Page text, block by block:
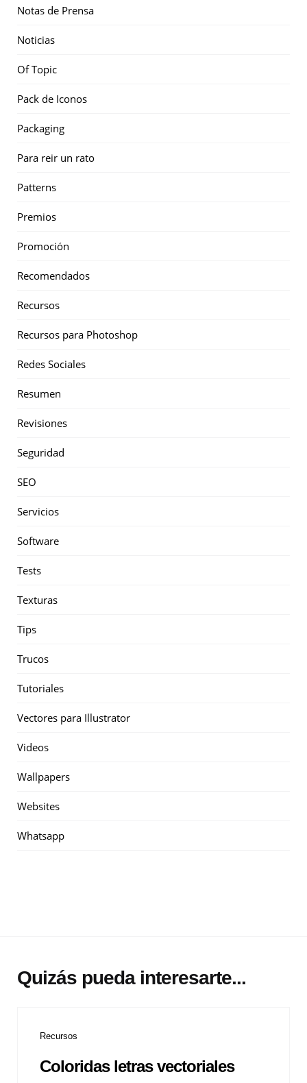
Notas de Prensa
Noticias
Of Topic
Pack de Iconos
Packaging
Para reir un rato
Patterns
Premios
Promoción
Recomendados
Recursos
Recursos para Photoshop
Redes Sociales
Resumen
Revisiones
Seguridad
SEO
Servicios
Software
Tests
Texturas
Tips
Trucos
Tutoriales
Vectores para Illustrator
Videos
Wallpapers
Websites
Whatsapp
Quizás pueda interesarte...
Recursos
Coloridas letras vectoriales